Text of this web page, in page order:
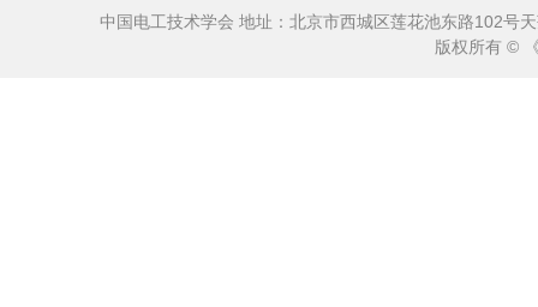
中国电工技术学会 地址：北京市西城区莲花池东路102号
版权所有 ©